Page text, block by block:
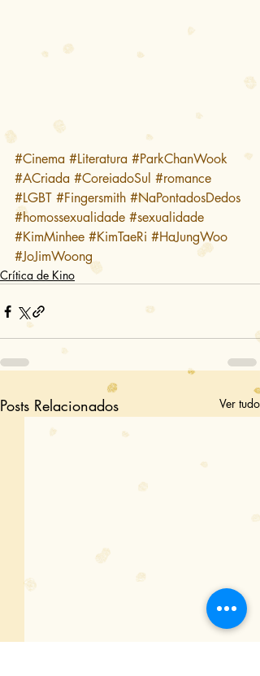
#Cinema #Literatura #ParkChanWook
#ACriada #CoreiadoSul #romance
#LGBT #Fingersmith #NaPontadosDedos
#homossexualidade #sexualidade
#KimMinhee #KimTaeRi #HaJungWoo
#JoJimWoong
Crítica de Kino
Posts Relacionados Ver tudo